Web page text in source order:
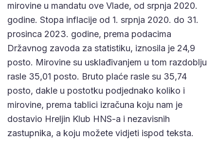
mirovine u mandatu ove Vlade, od srpnja 2020.
godine. Stopa inflacije od 1. srpnja 2020. do 31.
prosinca 2023. godine, prema podacima
Državnog zavoda za statistiku, iznosila je 24,9
posto. Mirovine su usklađivanjem u tom razdoblju
rasle 35,01 posto. Bruto plaće rasle su 35,74
posto, dakle u postotku podjednako koliko i
mirovine, prema tablici izračuna koju nam je
dostavio Hreljin Klub HNS-a i nezavisnih
zastupnika, a koju možete vidjeti ispod teksta.